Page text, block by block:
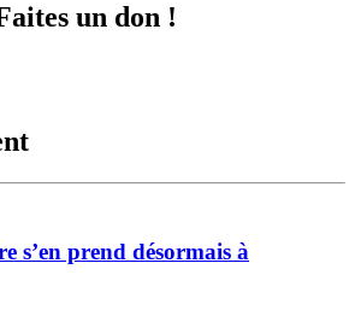
un don !
s’en prend désormais à